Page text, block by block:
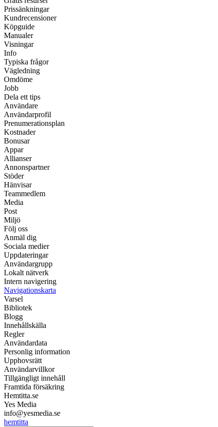
Prissänkningar
Kundrecensioner
Köpguide
Manualer
Visningar
Info
Typiska frågor
Vägledning
Omdöme
Jobb
Dela ett tips
Användare
Användarprofil
Prenumerationsplan
Kostnader
Bonusar
Appar
Allianser
Annonspartner
Stöder
Hänvisar
Teammedlem
Media
Post
Miljö
Följ oss
Anmäl dig
Sociala medier
Uppdateringar
Användargrupp
Lokalt nätverk
Intern navigering
Navigationskarta
Varsel
Bibliotek
Blogg
Innehållskälla
Regler
Användardata
Personlig information
Upphovsrätt
Användarvillkor
Tillgängligt innehåll
Framtida försäkring
Hemtitta.se
Yes Media
info@yesmedia.se
hemtitta